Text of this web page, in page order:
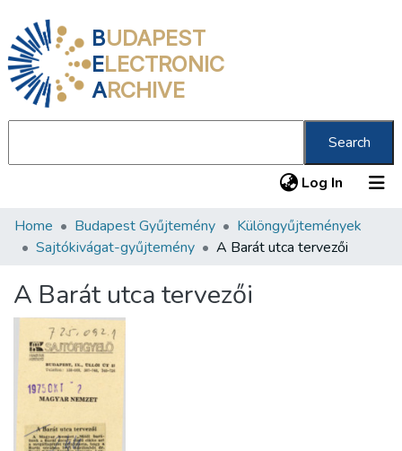
BUDAPEST
ELECTRONIC
ARCHIVE
Search
Log In (current)
Communities & Collections
Statistics
About us
Home Budapest Gyűjtemény
Különgyűjtemények
Sajtókivágat-gyűjtemény
A Barát utca tervezői
A Barát utca tervezői